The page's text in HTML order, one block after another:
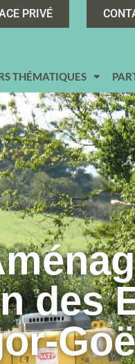
PRIVÉ
THÉMATIQUES
des